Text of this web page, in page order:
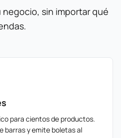
negocio, sin importar qué
para cientos de productos.
barras y emite boletas al